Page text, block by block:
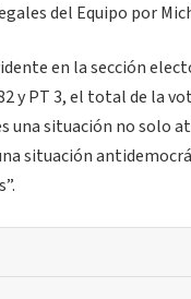
del Equipo por
en la sección
y PT 3, el total de la
una situación no solo
situación